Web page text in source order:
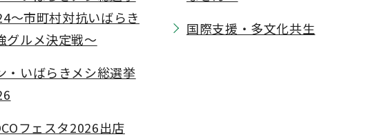
～市町村対抗いばらき
グルメ決定戦～
・いばらきメシ総選挙
フェスタ2026出店
国際支援・多文化共生